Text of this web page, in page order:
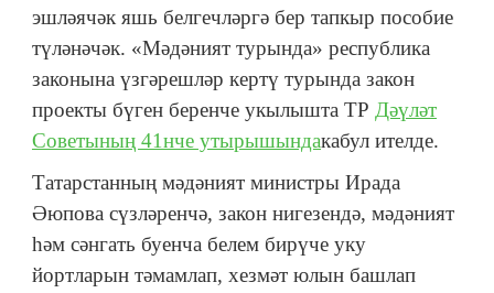
эшләячәк яшь белгечләргә бер тапкыр пособие
түләнәчәк. «Мәдәният турында» республика
законына үзгәрешләр кертү турында закон
проекты бүген беренче укылышта ТР Дәүләт
Советының 41нче утырышындакабул ителде.
Татарстанның мәдәният министры Ирада
Әюпова сүзләренчә, закон нигезендә, мәдәният
һәм сәнгать буенча белем бирүче уку
йортларын тәмамлап, хезмәт юлын башлап